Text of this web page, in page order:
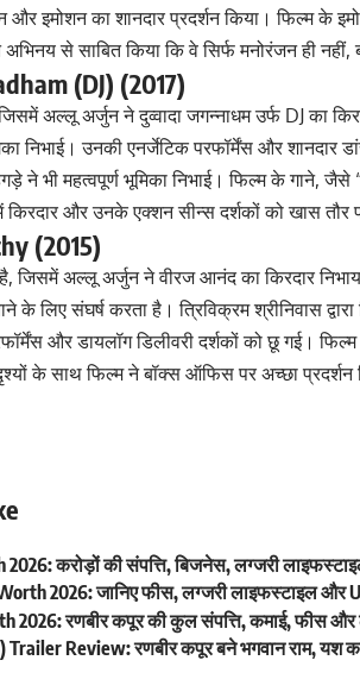
और इमोशन का शानदार प्रदर्शन किया। फिल्म
से साबित किया कि वे सिर्फ मनोरंजन ही नहीं,
(DJ) (2017)
अल्लू अर्जुन ने दुव्वादा जगन्नाधम उर्फ DJ का
निभाई। उनकी एनर्जेटिक परफॉर्मेंस और शानदार
हेगड़े ने भी महत्वपूर्ण भूमिका निभाई। फिल्म के गाने,
और उनके एक्शन सीन्स दर्शकों को खास
(2015)
जिसमें अल्लू अर्जुन ने वीरज आनंद का किरदार
के लिए संघर्ष करता है। त्रिविक्रम श्रीनिवास
और डायलॉग डिलीवरी दर्शकों को छू गई।
के साथ फिल्म ने बॉक्स ऑफिस पर अच्छा
करोड़ों की संपत्ति, बिजनेस, लग्जरी
2026: जानिए फीस, लग्जरी लाइफस्टाइल और
2026: रणबीर कपूर की कुल संपत्ति, कमाई, फीस और
Review: रणबीर कपूर बने भगवान राम, यश